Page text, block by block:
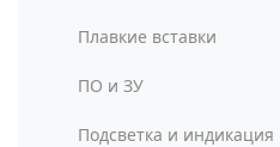
Плавкие вставки
ПО и ЗУ
Подсветка и индикация